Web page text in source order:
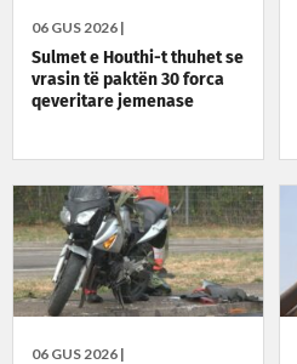
06 GUS 2026 |
Sulmet e Houthi-t thuhet se
vrasin të paktën 30 forca
qeveritare jemenase
06 GUS 2026 |